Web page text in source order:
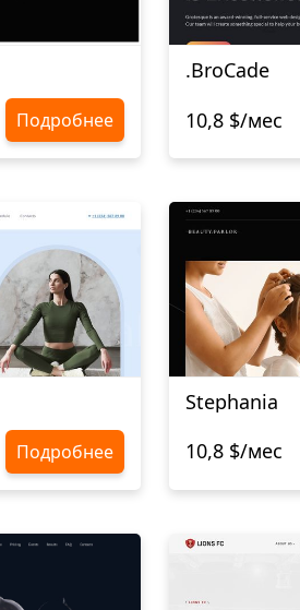
Подробнее
.BroCade
10,8 $/мес
Подробнее
Stephania
10,8 $/мес